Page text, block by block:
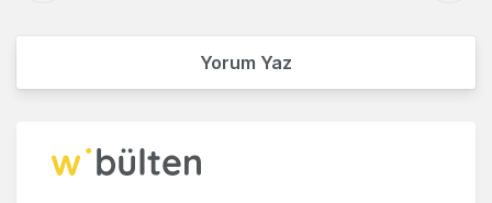
Yorum Yaz